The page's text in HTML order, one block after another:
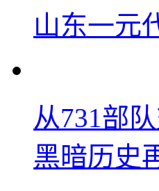
山东一元
从731部
黑暗历史